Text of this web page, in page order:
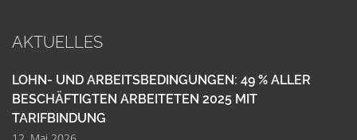
AKTUELLES
LOHN- UND ARBEITSBEDINGUNGEN: 49 % ALLER
BESCHÄFTIGTEN ARBEITETEN 2025 MIT
TARIFBINDUNG